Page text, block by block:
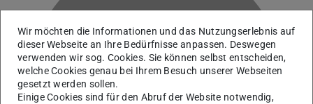
Wir möchten die Informationen und das Nutzungserlebnis auf
dieser Webseite an Ihre Bedürfnisse anpassen. Deswegen
verwenden wir sog. Cookies. Sie können selbst entscheiden,
welche Cookies genau bei Ihrem Besuch unserer Webseiten
gesetzt werden sollen.
Einige Cookies sind für den Abruf der Website notwendig,